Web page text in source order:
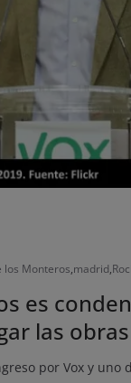
los Monteros,madrid,
es
las
por Vox y